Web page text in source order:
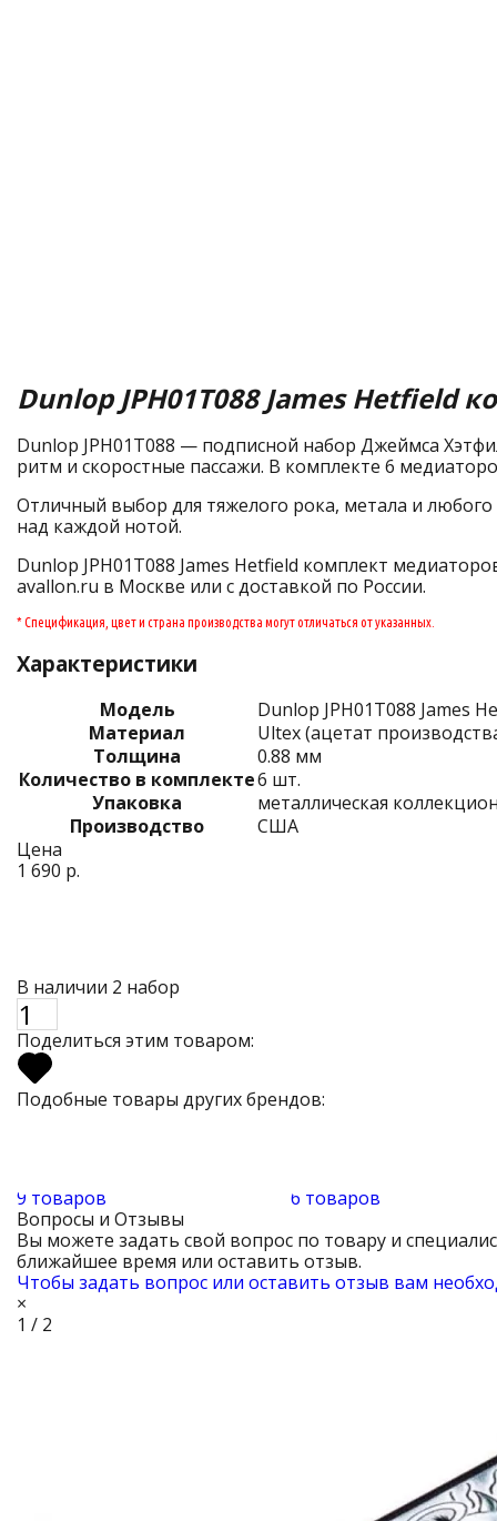
Dunlop JPH01T088 James Hetfield
Dunlop JPH01T088 — подписной набор Джеймса
ритм и скоростные пассажи. В комплекте 6
Отличный выбор для тяжелого рока, метала и
над каждой нотой.
Dunlop JPH01T088 James Hetfield комплект
avallon.ru в Москве или с доставкой по России.
* Спецификация, цвет и страна производства могут отличаться от указанных.
Характеристики
Модель
Dunlop JPH01T088 James
Материал
Ultex (ацетат
Толщина
0.88 мм
Количество в комплекте6 шт.
Упаковка
металлическая
Производство
США
Цена
1 690 р.
В наличии 2 набор
Поделиться этим товаром:
Подобные товары других брендов:
9 товаров
6 товаров
Вопросы и Отзывы
Вы можете задать свой вопрос по товару и
ближайшее время или оставить отзыв.
Чтобы задать вопрос или оставить отзыв вам
×
1 / 2